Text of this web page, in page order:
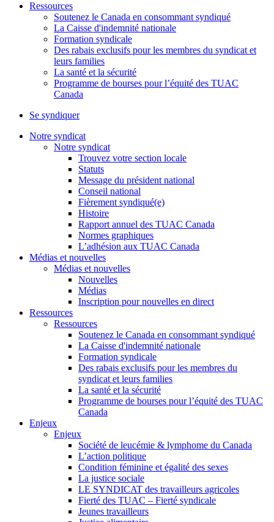
Ressources
Soutenez le Canada en consommant syndiqué
La Caisse d'indemnité nationale
Formation syndicale
Des rabais exclusifs pour les membres du syndicat et
leurs families
La santé et la sécurité
Programme de bourses pour l’équité des TUAC
Canada
Se syndiquer
Notre syndicat
Notre syndicat
Trouvez votre section locale
Statuts
Message du président national
Conseil national
Fièrement syndiqué(e)
Histoire
Rapport annuel des TUAC Canada
Normes graphiques
L’adhésion aux TUAC Canada
Médias et nouvelles
Médias et nouvelles
Nouvelles
Médias
Inscription pour nouvelles en direct
Ressources
Ressources
Soutenez le Canada en consommant syndiqué
La Caisse d'indemnité nationale
Formation syndicale
Des rabais exclusifs pour les membres du
syndicat et leurs families
La santé et la sécurité
Programme de bourses pour l’équité des TUAC
Canada
Enjeux
Enjeux
Société de leucémie & lymphome du Canada
L’action politique
Condition féminine et égalité des sexes
La justice sociale
LE SYNDICAT des travailleurs agricoles
Fierté des TUAC – Fierté syndicale
Jeunes travailleurs